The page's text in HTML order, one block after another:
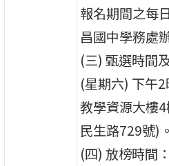
報名期間之每
昌國中學務處
(三) 甄選時間
(星期六) 下午
教學資源大樓
民生路729號)。
(四) 放榜時間